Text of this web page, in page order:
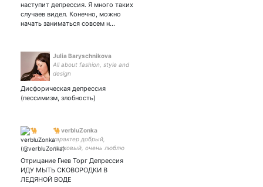
наступит депрессия. Я много таких
случаев видел. Конечно, можно
начать заниматься совсем н…
Julia Baryschnikova
All about fashion, style and
design
Дисфорическая депрессия
(пессимизм, злобность)
🐪 verbluZonka
характер добрый,
ласковый, очень люблю
саксофона, теряю волю☝🏼
использование
материалов из моего
Отрицание Гнев Торг Депрессия
ИДУ МЫТЬ СКОВОРОДКИ В
ЛЕДЯНОЙ ВОДЕ